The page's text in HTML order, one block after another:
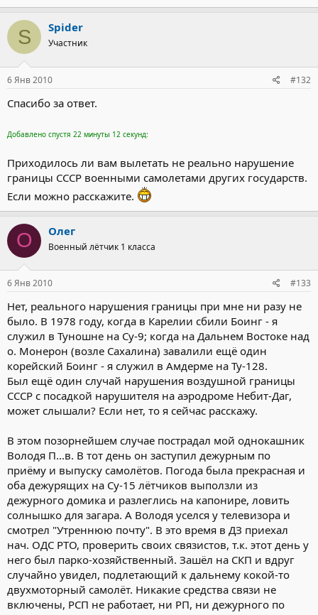
S Spider
Участник
6 Янв 2010 #132
Спасибо за ответ.
Добавлено спустя 22 минуты 12 секунд:
Приходилось ли вам вылетать не реально нарушение
границы СССР военными самолетами других государств.
Если можно расскажите.
О Олег
Военный лётчик 1 класса
6 Янв 2010 #133
Нет, реального нарушения границы при мне ни разу не
было. В 1978 году, когда в Карелии сбили Боинг - я
служил в Туношне на Су-9; когда на Дальнем Востоке над
о. Монерон (возле Сахалина) завалили ещё один
корейский Боинг - я служил в Амдерме на Ту-128.
Был ещё один случай нарушения воздушной границы
СССР с посадкой нарушителя на аэродроме Небит-Даг,
может слышали? Если нет, то я сейчас расскажу.
В этом позорнейшем случае пострадал мой однокашник
Володя П...в. В тот день он заступил дежурным по
приёму и выпуску самолётов. Погода была прекрасная и
оба дежурящих на Су-15 лётчиков выползли из
дежурного домика и разлеглись на капонире, ловить
солнышко для загара. А Володя уселся у телевизора и
смотрел "Утреннюю почту". В это время в ДЗ приехал
нач. ОДС РТО, проверить своих связистов, т.к. этот день у
него был парко-хозяйственный. Зашёл на СКП и вдруг
случайно увидел, подлетающий к дальнему кокой-то
двухмоторный самолёт. Никакие средства связи не
включены, РСП не работает, ни РП, ни дежурного по